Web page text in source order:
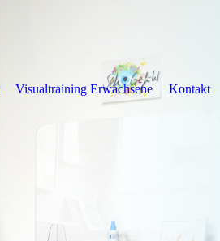
Visualtraining Erwachsene Kontakt